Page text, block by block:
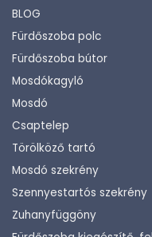
BLOG
Fürdőszoba polc
Fürdőszoba bútor
Mosdókagyló
Mosdó
Csaptelep
Törölköző tartó
Mosdó szekrény
Szennyestartós szekrény
Zuhanyfüggöny